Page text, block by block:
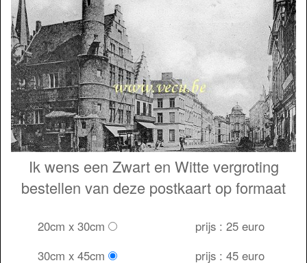
Ik wens een Zwart en Witte vergroting
bestellen van deze postkaart op formaat
20cm x 30cm
prijs : 25 euro
30cm x 45cm
prijs : 45 euro